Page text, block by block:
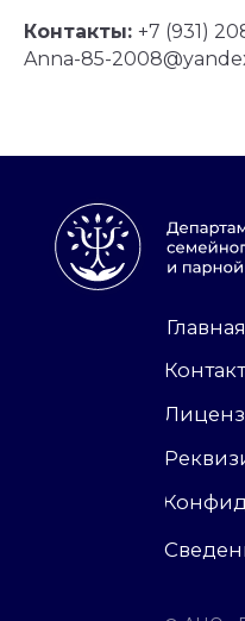
Контакты: +7 (931)
Anna-85-